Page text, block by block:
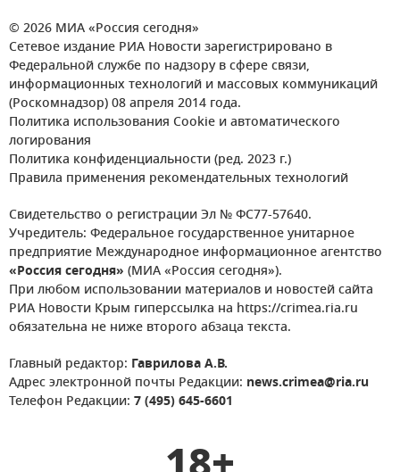
© 2026 МИА «Россия сегодня»
Сетевое издание РИА Новости зарегистрировано в
Федеральной службе по надзору в сфере связи,
информационных технологий и массовых коммуникаций
(Роскомнадзор) 08 апреля 2014 года.
Политика использования Cookie и автоматического
логирования
Политика конфиденциальности (ред. 2023 г.)
Правила применения рекомендательных технологий
Свидетельство о регистрации Эл № ФС77-57640.
Учредитель: Федеральное государственное унитарное
предприятие Международное информационное агентство
«Россия сегодня» (МИА «Россия сегодня»).
При любом использовании материалов и новостей сайта
РИА Новости Крым гиперссылка на https://crimea.ria.ru
обязательна не ниже второго абзаца текста.
Главный редактор: Гаврилова А.В.
Адрес электронной почты Редакции: news.crimea@ria.ru
Телефон Редакции: 7 (495) 645-6601